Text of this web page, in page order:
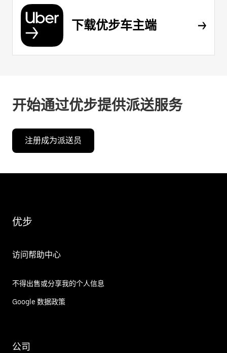
下载优步车主端
开始通过优步提供派送服务
注册成为派送员
优步
访问帮助中心
不得出售或分享我的个人信息
Google 数据政策
公司